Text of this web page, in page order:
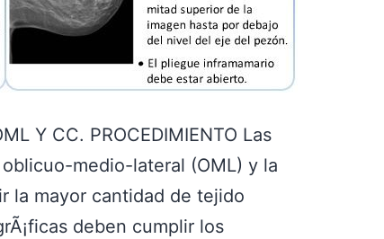
Y CC. PROCEDIMIENTO Las
medio-lateral (OML) y la
la mayor cantidad de tejido
deben cumplir los